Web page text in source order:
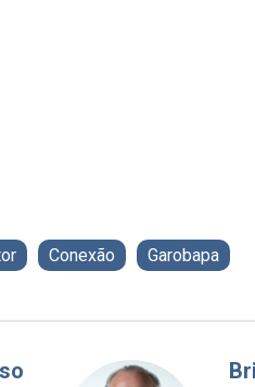
Conexão Garobapa